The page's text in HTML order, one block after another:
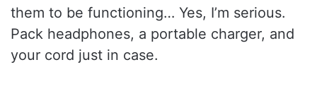
them to be functioning… Yes, I’m serious.
Pack headphones, a portable charger, and
your cord just in case.